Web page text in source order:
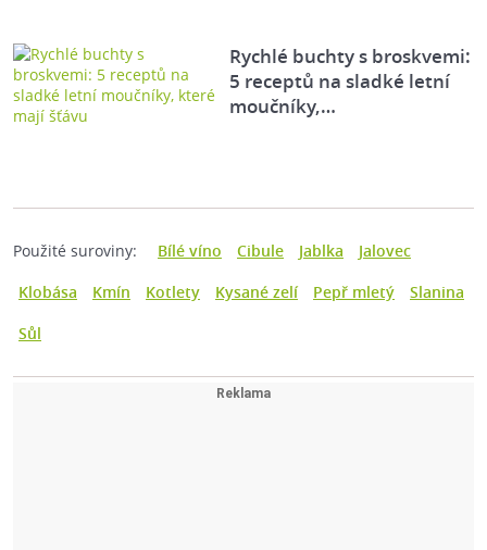
Rychlé buchty s broskvemi:
5 receptů na sladké letní
moučníky,…
Použité suroviny: Bílé víno Cibule Jablka
Jalovec
Klobása
Kmín Kotlety Kysané zelí Pepř mletý
Slanina
Sůl